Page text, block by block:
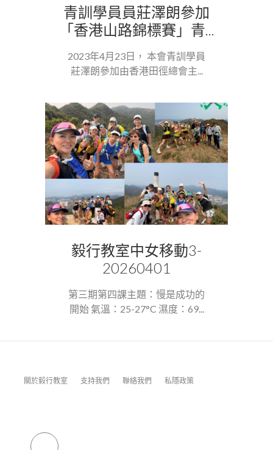
青訓學員員莊澤朗參加
「香港山路錦標賽」青...
2023年4月23日， 本會青訓學員
莊澤朗參加由香港田徑總會主...
毅行教室中女移動3-
20260401
第三期第四課主題：慢是成功的
開始 氣溫：25-27°C 濕度：69...
關於毅行教室 支持我們 聯絡我們 私隱政策